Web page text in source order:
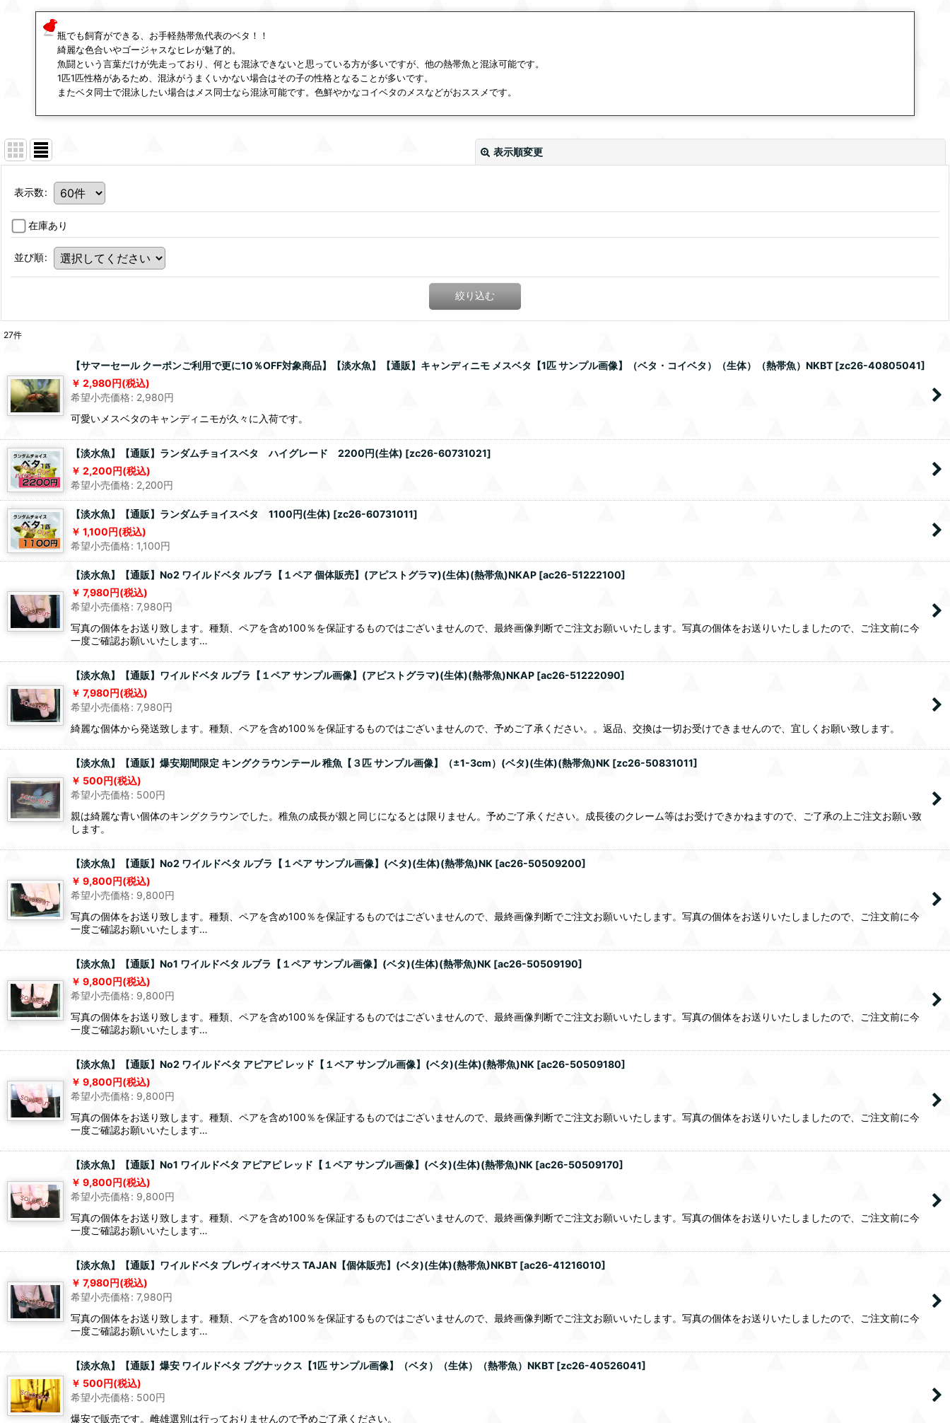
瓶でも飼育ができる、お手軽熱帯魚代表のベタ！！
綺麗な色合いやゴージャスなヒレが魅了的。
魚闘という言葉だけが先走っており、何とも混泳できないと思っている方が多いですが、他の熱帯魚と混泳可能です。
1匹1匹性格があるため、混泳がうまくいかない場合はその子の性格となることが多いです。
またベタ同士で混泳したい場合はメス同士なら混泳可能です。色鮮やかなコイベタのメスなどがおススメです。
表示順変更
表示数:
在庫あり
並び順:
絞り込む
27件
【サマーセール クーポンご利用で更に10％OFF対象商品】【淡水魚】【通販】キャンディニモ メスベタ【1匹 サンプル画像】（ベタ・コイベタ）（生体）（熱帯魚）NKBT [zc26-40805041]
2,980円(税込)
希望小売価格: 2,980円
可愛いメスベタのキャンディニモが久々に入荷です。
【淡水魚】【通販】ランダムチョイスベタ ハイグレード 2200円(生体) [zc26-60731021]
2,200円(税込)
希望小売価格: 2,200円
【淡水魚】【通販】ランダムチョイスベタ 1100円(生体) [zc26-60731011]
1,100円(税込)
希望小売価格: 1,100円
【淡水魚】【通販】No2 ワイルドベタ ルブラ【１ペア 個体販売】(アピストグラマ)(生体)(熱帯魚)NKAP [ac26-51222100]
7,980円(税込)
希望小売価格: 7,980円
写真の個体をお送り致します。種類、ペアを含め100％を保証するものではございませんので、最終画像判断でご注文お願いいたします。写真の個体をお送りいたしましたので、ご注文前に今
一度ご確認お願いいたします…
【淡水魚】【通販】ワイルドベタ ルブラ【１ペア サンプル画像】(アピストグラマ)(生体)(熱帯魚)NKAP [ac26-51222090]
7,980円(税込)
希望小売価格: 7,980円
綺麗な個体から発送致します。種類、ペアを含め100％を保証するものではございませんので、予めご了承ください。。返品、交換は一切お受けできませんので、宜しくお願い致します。
【淡水魚】【通販】爆安期間限定 キングクラウンテール 稚魚【３匹 サンプル画像】（±1-3cm）(ベタ)(生体)(熱帯魚)NK [zc26-50831011]
500円(税込)
希望小売価格: 500円
親は綺麗な青い個体のキングクラウンでした。稚魚の成長が親と同じになるとは限りません。予めご了承ください。成長後のクレーム等はお受けできかねますので、ご了承の上ご注文お願い致
します。
【淡水魚】【通販】No2 ワイルドベタ ルブラ【１ペア サンプル画像】(ベタ)(生体)(熱帯魚)NK [ac26-50509200]
9,800円(税込)
希望小売価格: 9,800円
写真の個体をお送り致します。種類、ペアを含め100％を保証するものではございませんので、最終画像判断でご注文お願いいたします。写真の個体をお送りいたしましたので、ご注文前に今
一度ご確認お願いいたします…
【淡水魚】【通販】No1 ワイルドベタ ルブラ【１ペア サンプル画像】(ベタ)(生体)(熱帯魚)NK [ac26-50509190]
9,800円(税込)
希望小売価格: 9,800円
写真の個体をお送り致します。種類、ペアを含め100％を保証するものではございませんので、最終画像判断でご注文お願いいたします。写真の個体をお送りいたしましたので、ご注文前に今
一度ご確認お願いいたします…
【淡水魚】【通販】No2 ワイルドベタ アピアピ レッド【１ペア サンプル画像】(ベタ)(生体)(熱帯魚)NK [ac26-50509180]
9,800円(税込)
希望小売価格: 9,800円
写真の個体をお送り致します。種類、ペアを含め100％を保証するものではございませんので、最終画像判断でご注文お願いいたします。写真の個体をお送りいたしましたので、ご注文前に今
一度ご確認お願いいたします…
【淡水魚】【通販】No1 ワイルドベタ アピアピ レッド【１ペア サンプル画像】(ベタ)(生体)(熱帯魚)NK [ac26-50509170]
9,800円(税込)
希望小売価格: 9,800円
写真の個体をお送り致します。種類、ペアを含め100％を保証するものではございませんので、最終画像判断でご注文お願いいたします。写真の個体をお送りいたしましたので、ご注文前に今
一度ご確認お願いいたします…
【淡水魚】【通販】ワイルドベタ ブレヴィオベサス TAJAN【個体販売】(ベタ)(生体)(熱帯魚)NKBT [ac26-41216010]
7,980円(税込)
希望小売価格: 7,980円
写真の個体をお送り致します。種類、ペアを含め100％を保証するものではございませんので、最終画像判断でご注文お願いいたします。写真の個体をお送りいたしましたので、ご注文前に今
一度ご確認お願いいたします…
【淡水魚】【通販】爆安 ワイルドベタ プグナックス【1匹 サンプル画像】（ベタ）（生体）（熱帯魚）NKBT [zc26-40526041]
500円(税込)
希望小売価格: 500円
爆安で販売です。雌雄選別は行っておりませんので予めご了承ください。